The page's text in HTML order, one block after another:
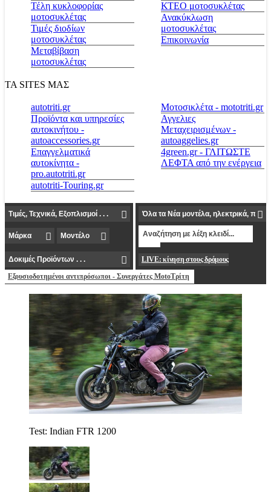
Τέλη κυκλοφορίας
μοτοσυκλέτας
Τιμές διοδίων
μοτοσυκλέτας
Μεταβίβαση
μοτοσυκλέτας
ΚΤΕΟ μοτοσυκλέτας
Ανακύκλωση
μοτοσυκλέτας
Επικοινωνία
ΤΑ SITES ΜΑΣ
autotriti.gr
Προϊόντα και υπηρεσίες
αυτοκινήτου -
autoaccessories.gr
Επαγγελματικά
αυτοκίνητα -
pro.autotriti.gr
autotriti-Touring.gr
Μοτοσικλέτα - mototriti.gr
Αγγελιες
Μεταχειρισμένων -
autoaggelies.gr
4green.gr - ΓΛΙΤΩΣΤΕ
ΛΕΦΤΑ από την ενέργεια
LIVE: κίνηση στους δρόμους
Εξουσιοδοτημένοι αντιπρόσωποι - Συνεργάτες MotoΤρίτη
Test: Indian FTR 1200